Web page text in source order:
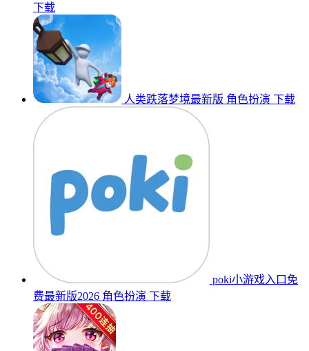
下载
人类跌落梦境最新版 角色扮演 下载
poki小游戏入口免
费最新版2026 角色扮演 下载